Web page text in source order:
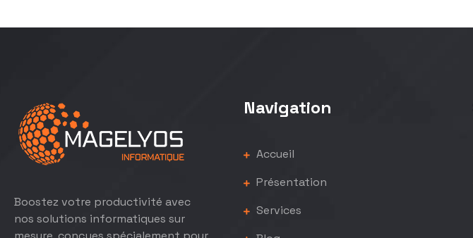
Boostez votre productivité avec
nos solutions informatiques sur
Navigation
Accueil
Présentation
Services